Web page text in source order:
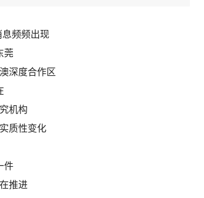
息频频出现
莞
深度合作区
机构
质性变化
件
推进